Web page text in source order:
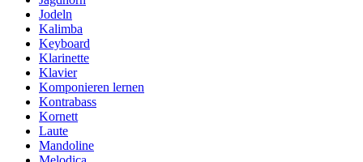
Jodeln
Kalimba
Keyboard
Klarinette
Klavier
Komponieren lernen
Kontrabass
Kornett
Laute
Mandoline